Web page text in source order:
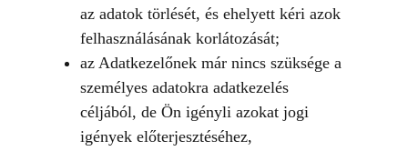
az adatok törlését, és ehelyett kéri azok
felhasználásának korlátozását;
az Adatkezelőnek már nincs szüksége a
személyes adatokra adatkezelés
céljából, de Ön igényli azokat jogi
igények előterjesztéséhez,